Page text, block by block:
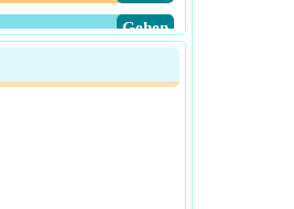
​Gehen